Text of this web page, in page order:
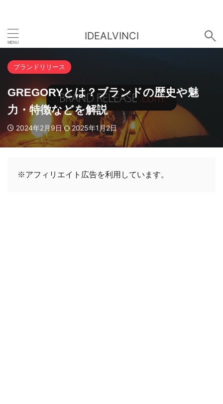
IDEALVINCI
ブランドリリース
GREGORYとは？ブランドの歴史や魅
力・特徴などを解説
2024年2月9日 2025年1月2日
※アフィリエイト広告を利用しています。